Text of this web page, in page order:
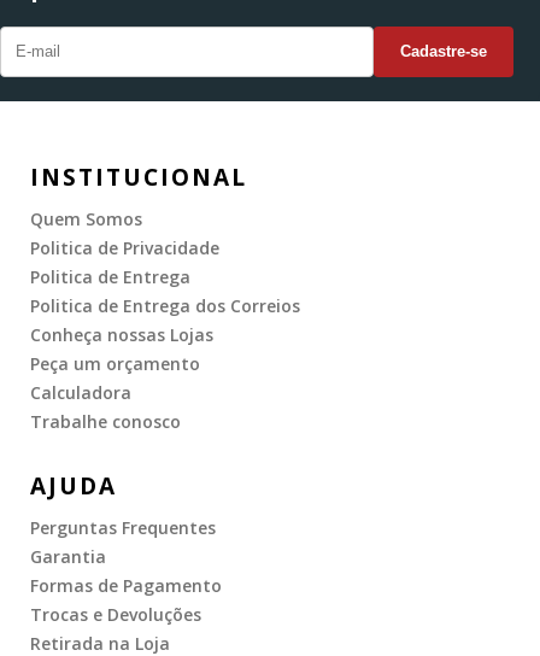
INSTITUCIONAL
Quem Somos
Politica de Privacidade
Politica de Entrega
Politica de Entrega dos Correios
Conheça nossas Lojas
Peça um orçamento
Calculadora
Trabalhe conosco
AJUDA
Perguntas Frequentes
Garantia
Formas de Pagamento
Trocas e Devoluções
Retirada na Loja